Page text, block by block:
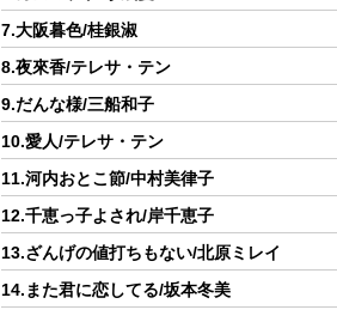
7.大阪暮色/桂銀淑
8.夜來香/テレサ・テン
9.だんな様/三船和子
10.愛人/テレサ・テン
11.河内おとこ節/中村美律子
12.千恵っ子よされ/岸千恵子
13.ざんげの値打ちもない/北原ミレイ
14.また君に恋してる/坂本冬美